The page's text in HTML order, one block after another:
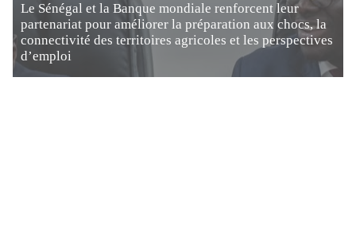
Le Sénégal et la Banque mondiale renforcent leur
partenariat pour améliorer la préparation aux chocs, la
connectivité des territoires agricoles et les perspectives
d’emploi